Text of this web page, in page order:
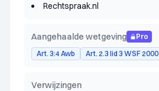
Rechtspraak.nl
Aangehaalde wetgeving
Pro
Art. 3:4 Awb
Art. 2.3 lid 3 WSF 2000
Verwijzingen